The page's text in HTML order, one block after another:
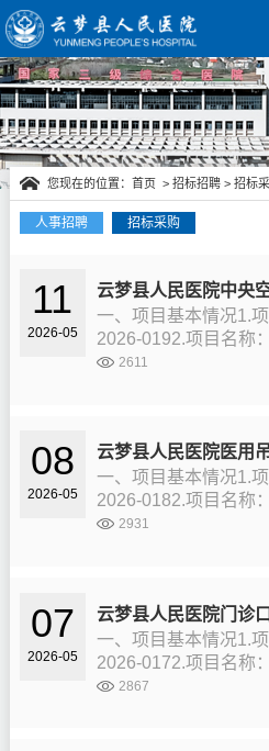
招标
您现在的位置： 首页 > 招标招聘> 招标
人事招聘 招标采购
11
2026-05
一、项目基本情况1.
2026-0192.项目名称
登记证办理服务项目
2611
08
2026-05
一、项目基本情况1.
2026-0182.项目名称
3.采购方式：院内询
2931
07
2026-05
一、项目基本情况1.
2026-0172.项目名称
采购项目3.采购方式
2867